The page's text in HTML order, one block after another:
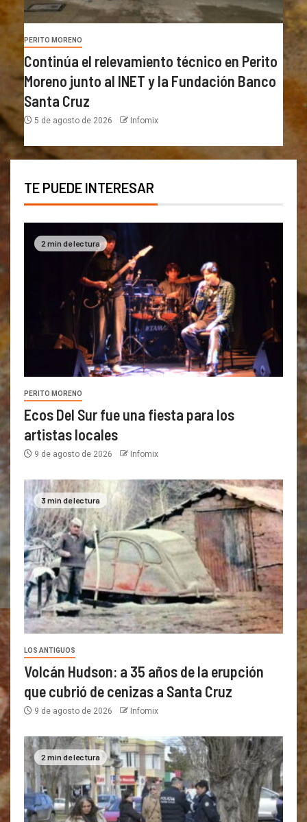
PERITO MORENO
Continúa el relevamiento técnico en Perito
Moreno junto al INET y la Fundación Banco
Santa Cruz
5 de agosto de 2026 Infomix
TE PUEDE INTERESAR
2 min de lectura
PERITO MORENO
Ecos Del Sur fue una fiesta para los
artistas locales
9 de agosto de 2026 Infomix
3 min de lectura
LOS ANTIGUOS
Volcán Hudson: a 35 años de la erupción
que cubrió de cenizas a Santa Cruz
9 de agosto de 2026 Infomix
2 min de lectura